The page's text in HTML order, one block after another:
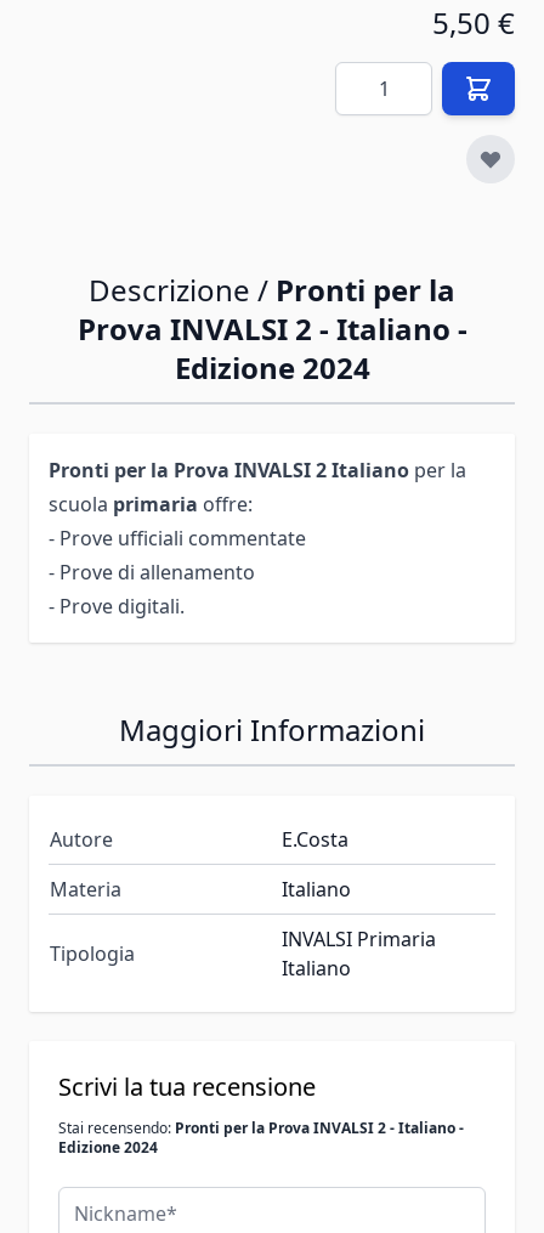
5,50 €
Quantità
Descrizione / Pronti per la
Prova INVALSI 2 - Italiano -
Edizione 2024
Pronti per la Prova INVALSI 2Italiano per la
scuola primaria offre:
- Prove ufficiali commentate
- Prove di allenamento
- Prove digitali.
Maggiori Informazioni
Autore
E.Costa
Materia
Italiano
Tipologia
INVALSI Primaria
Italiano
Scrivi la tua recensione
Stai recensendo: Pronti per la Prova INVALSI 2 - Italiano -
Edizione 2024
Nickname